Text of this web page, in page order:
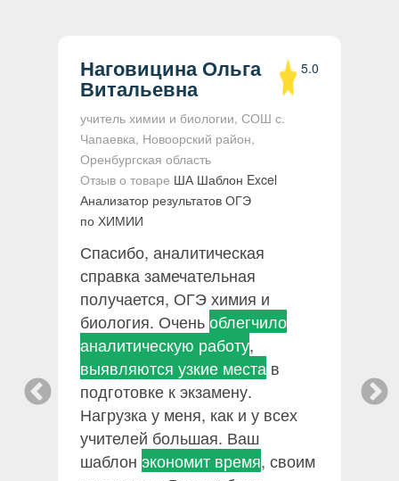
Наговицина Ольга
Витальевна
5.0
учитель химии и биологии, СОШ с.
Чапаевка, Новоорский район,
Оренбургская область
Отзыв о товаре ША Шаблон Excel
Анализатор результатов ОГЭ
по ХИМИИ
Спасибо, аналитическая
справка замечательная
получается, ОГЭ химия и
биология. Оченьоблегчило
аналитическую работу,
выявляются узкие места в
подготовке к экзамену.
Нагрузка у меня, как и у всех
учителей большая. Ваш
шаблон экономит время, своим